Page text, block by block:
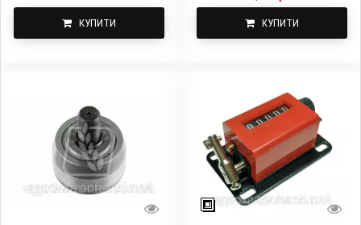
КУПИТИ КУПИТИ